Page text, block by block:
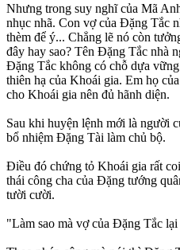
Nhưng trong suy nghĩ của Mã
nhục nhã. Con vợ của Đặng Tắc
thèm để ý... Chẳng lẽ nó còn
đây hay sao? Tên Đặng Tắc nhà
Đặng Tắc không có chỗ dựa
thiên hạ của Khoái gia. Em họ
cho Khoái gia nên đủ hãnh diện.
Sau khi huyện lệnh mới là người
bổ nhiệm Đặng Tài làm chủ bộ.
Điều đó chứng tỏ Khoái gia rất
thái công cha của Đặng tướng
tười cười.
"Làm sao mà vợ của Đặng Tắc